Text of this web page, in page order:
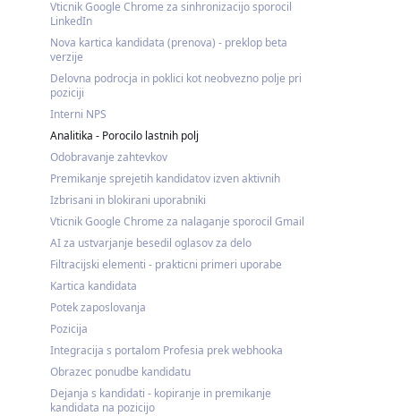
Vticnik Google Chrome za sinhronizacijo sporocil
LinkedIn
Nova kartica kandidata (prenova) - preklop beta
verzije
Delovna podrocja in poklici kot neobvezno polje pri
poziciji
Interni NPS
Analitika - Porocilo lastnih polj
Odobravanje zahtevkov
Premikanje sprejetih kandidatov izven aktivnih
Izbrisani in blokirani uporabniki
Vticnik Google Chrome za nalaganje sporocil Gmail
AI za ustvarjanje besedil oglasov za delo
Filtracijski elementi - prakticni primeri uporabe
Kartica kandidata
Potek zaposlovanja
Pozicija
Integracija s portalom Profesia prek webhooka
Obrazec ponudbe kandidatu
Dejanja s kandidati - kopiranje in premikanje
kandidata na pozicijo